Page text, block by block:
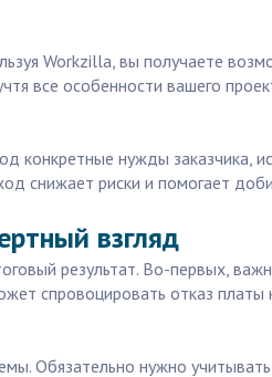
Workzilla, вы получаете
все особенности вашего
конкретные нужды заказчика,
снижает риски и помогает
взгляд
результат. Во-первых,
спровоцировать отказ платы
Обязательно нужно